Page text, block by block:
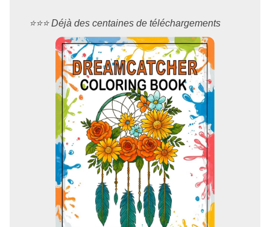
⭐️⭐️⭐️ Déjà des centaines de téléchargements